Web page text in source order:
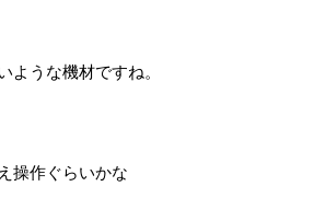
ような機材ですね。
操作ぐらいかな